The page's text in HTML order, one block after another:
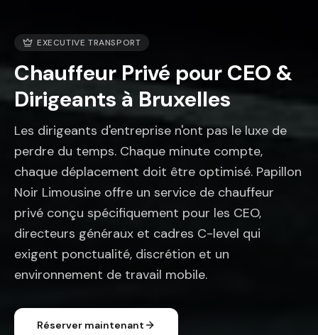
EXECUTIVE TRANSPORT
Chauffeur Privé pour CEO &
Dirigeants à Bruxelles
Les dirigeants d'entreprise n'ont pas le luxe de
perdre du temps. Chaque minute compte,
chaque déplacement doit être optimisé. Papillon
Noir Limousine offre un service de chauffeur
privé conçu spécifiquement pour les CEO,
directeurs généraux et cadres C-level qui
exigent ponctualité, discrétion et un
environnement de travail mobile.
Réserver maintenant